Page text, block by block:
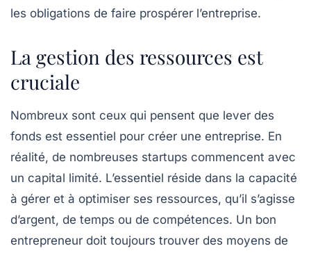
les obligations de faire prospérer l’entreprise.
La gestion des ressources est
cruciale
Nombreux sont ceux qui pensent que lever des
fonds est essentiel pour créer une entreprise. En
réalité, de nombreuses startups commencent avec
un capital limité. L’essentiel réside dans la capacité
à gérer et à optimiser ses ressources, qu’il s’agisse
d’argent, de temps ou de compétences. Un bon
entrepreneur doit toujours trouver des moyens de